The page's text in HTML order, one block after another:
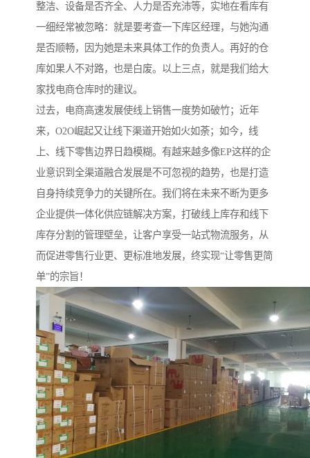
整洁、设备是否齐全、人力是否充沛等，实地在看库有
一细经常被忽略：就是要考查一下库区经理，与她沟通
是否顺畅，因为她是未来具体工作的负责人。再好的仓
库如果人不对路，也是白废。以上三点，就是我们给大
家找电商仓库时的建议。
过去，电商高速发展使线上销售一度势如破竹；近年
来，O2O崛起又让线下渠道开始如火如荼；如今，线
上、线下零售边界日趋模糊。有越来越多像EP这样的企
业意识到全渠道融合发展是不可忽视的趋势，也是打造
自身持续竞争力的关键所在。我们将在未来不断为更多
企业提供一体化供应链解决方案，打破线上库存和线下
库存分割的管理壁垒，让客户享受一站式物流服务，从
而促进零售行业更、更标准地发展，终实现“让零售更简
单”的宗旨！